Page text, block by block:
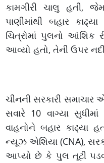
કામગીરી ચાલુ હતી,
પાણીમાંથી બહાર
ચિત્રોમાં પુલનો આંશિક
આવ્યો હતો, તેની ઉપર
ચીનની સરકારી
સવારે 10 વાગ્યા
વાહનોને બહાર કાઢ્યા
ન્યૂઝ એશિયા (CNA),
આપ્યો છે કે પુલ તૂટી